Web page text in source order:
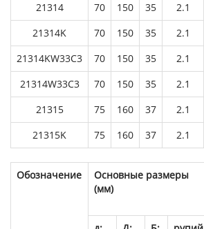
21314
70 150 35 2.1
21314K
70 150 35 2.1
21314KW33C3
70 150 35 2.1
21314W33C3
70 150 35 2.1
21315
75 160 37 2.1
21315K
75 160 37 2.1
Обозначение
Основные размеры
(мм)